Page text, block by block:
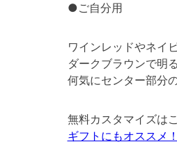
●ご自分用
ワインレッドやネイ
ダークブラウンで明
何気にセンター部分
無料カスタマイズは
ギフトにもオススメ